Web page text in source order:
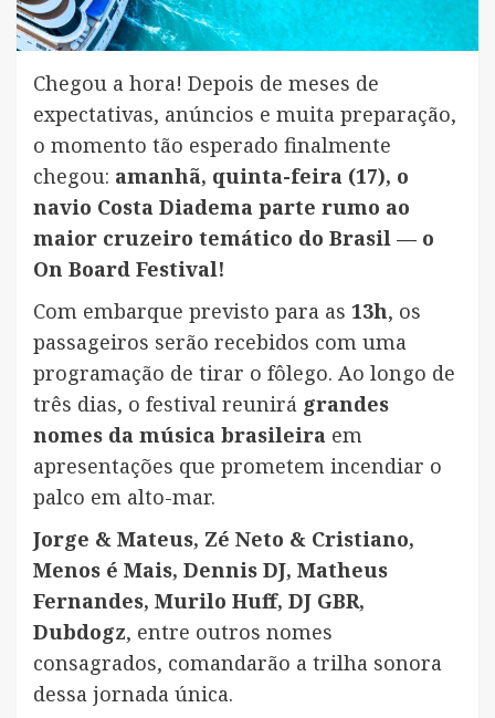
Chegou a hora! Depois de meses de
expectativas, anúncios e muita preparação,
o momento tão esperado finalmente
chegou: amanhã, quinta-feira (17), o
navio Costa Diadema parte rumo ao
maior cruzeiro temático do Brasil — o
On Board Festival!
Com embarque previsto para as 13h, os
passageiros serão recebidos com uma
programação de tirar o fôlego. Ao longo de
três dias, o festival reunirá grandes
nomes da música brasileira em
apresentações que prometem incendiar o
palco em alto-mar.
Jorge & Mateus, Zé Neto & Cristiano,
Menos é Mais, Dennis DJ, Matheus
Fernandes, Murilo Huff, DJ GBR,
Dubdogz, entre outros nomes
consagrados, comandarão a trilha sonora
dessa jornada única.